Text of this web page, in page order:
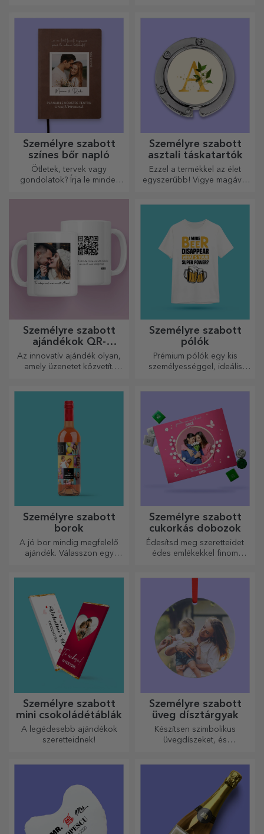
Személyre szabott
színes bőr napló
Ötletek, tervek vagy
gondolatok? Írja le mindet
naplóba, és őrizze meg
Személyre szabott
asztali táskatartók
Ezzel a termékkel az élet
egyszerűbb! Vigye magával
Személyre szabott
ajándékok QR-
kódokkal
Az innovatív ajándék olyan,
amely üzenetet közvetít.
linkkel rendelkeznek, hogy a
legegyedibb reakciókat
váltsa ki!
Személyre szabott
pólók
Prémium pólók egy kis
személyességgel, ideális
a megfelelőt!
Személyre szabott
borok
A jó bor mindig megfelelő
ajándék. Válasszon egy
Személyre szabott
cukorkás dobozok
Édesítsd meg szeretteidet
édes emlékekkel finom
Személyre szabott
mini csokoládétáblák
A legédesebb ajándékok
szeretteidnek!
Személyre szabott
üveg dísztárgyak
Készítsen szimbolikus
üvegdíszeket, és